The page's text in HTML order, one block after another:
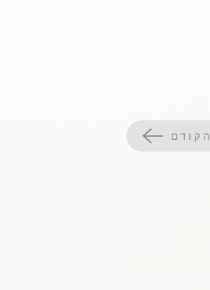
הקודם